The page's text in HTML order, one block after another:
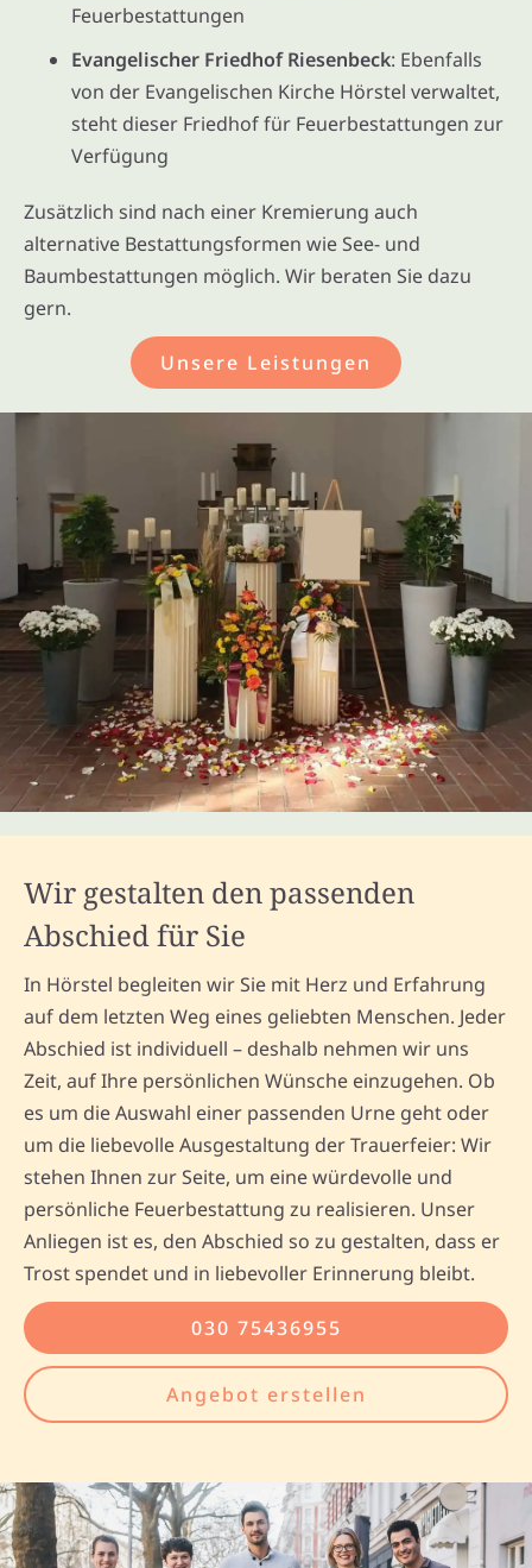
Feuerbestattungen
Evangelischer Friedhof Riesenbeck: Ebenfalls
von der Evangelischen Kirche Hörstel verwaltet,
steht dieser Friedhof für Feuerbestattungen zur
Verfügung
Zusätzlich sind nach einer Kremierung auch
alternative Bestattungsformen wie See- und
Baumbestattungen möglich. Wir beraten Sie dazu
gern.
Unsere Leistungen
Wir gestalten den passenden
Abschied für Sie
In Hörstel begleiten wir Sie mit Herz und Erfahrung
auf dem letzten Weg eines geliebten Menschen. Jeder
Abschied ist individuell – deshalb nehmen wir uns
Zeit, auf Ihre persönlichen Wünsche einzugehen. Ob
es um die Auswahl einer passenden Urne geht oder
um die liebevolle Ausgestaltung der Trauerfeier: Wir
stehen Ihnen zur Seite, um eine würdevolle und
persönliche Feuerbestattung zu realisieren. Unser
Anliegen ist es, den Abschied so zu gestalten, dass er
Trost spendet und in liebevoller Erinnerung bleibt.
030 75436955
Angebot erstellen